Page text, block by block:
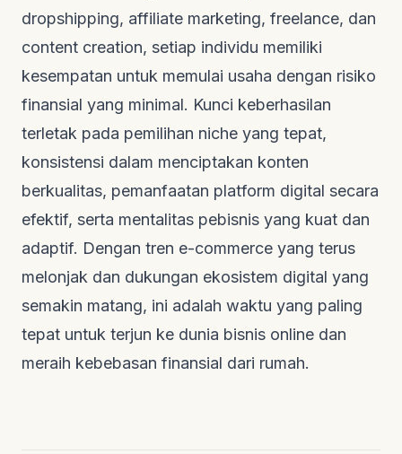
dropshipping, affiliate marketing, freelance, dan
content creation, setiap individu memiliki
kesempatan untuk memulai usaha dengan risiko
finansial yang minimal. Kunci keberhasilan
terletak pada pemilihan niche yang tepat,
konsistensi dalam menciptakan konten
berkualitas, pemanfaatan platform digital secara
efektif, serta mentalitas pebisnis yang kuat dan
adaptif. Dengan tren e-commerce yang terus
melonjak dan dukungan ekosistem digital yang
semakin matang, ini adalah waktu yang paling
tepat untuk terjun ke dunia bisnis online dan
meraih kebebasan finansial dari rumah.